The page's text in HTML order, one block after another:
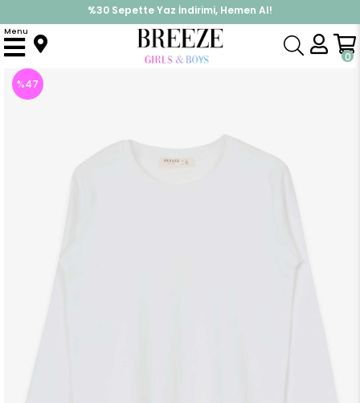
%30 Sepette Yaz İndirimi, Hemen Al!
İndirimlere ek %10 İndirimi Kap, Hemen Üye Ol!
0
Menu
Anasayfa Üst Giyim Uzun Kollu Tişört Kız Çocuk Uzun Kollu Tişört Basic Beyaz (8 Yaş)
%47